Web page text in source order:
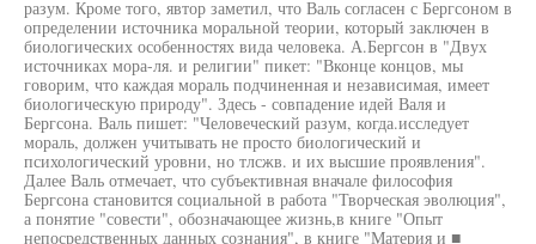
разум. Кроме того, явтор заметил, что Валь согласен с Бергсоном в
определении источника моральной теории, который заключен в
биологических особенностях вида человека. А.Бергсон в "Двух
источниках мора-ля. и религии" пикет: "Вконце концов, мы
говорим, что каждая мораль подчиненная и независимая, имеет
биологическую природу". Здесь - совпадение идей Валя и
Бергсона. Валь пишет: "Человеческий разум, когда.исследует
мораль, должен учитывать не просто биологический и
психологический уровни, но тлсжв. и их высшие проявления".
Далее Валь отмечает, что субъективная вначале философия
Бергсона становится социальной в работа "Творческая эволюция",
а понятие "совести", обозначающее жизнь,в книге "Опыт
непосредственных данных сознания", в книге "Материя и ■